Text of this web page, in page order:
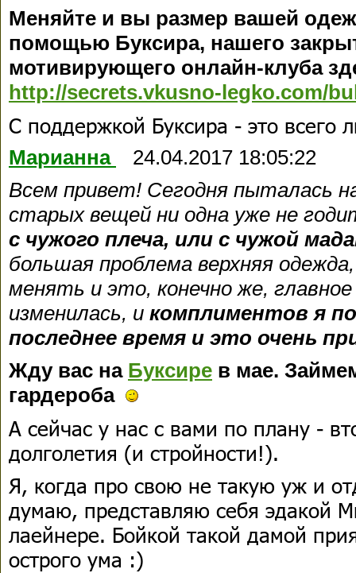
Меняйте и вы размер вашей
помощью Буксира, нашего
мотивирующего онлайн-клуба
http://secrets.vkusno-legko.com/
С поддержкой Буксира - это всего
Марианна
24.04.2017 18:05:22
Всем привет! Сегодня пыталась
старых вещей ни одна уже не
с чужого плеча, или с чужой
большая проблема верхняя
менять и это, конечно же,
изменилась, и комплиментов я
последнее время и это очень
Жду вас на Буксире в мае.
гардероба
А сейчас у нас с вами по плану -
долголетия (и стройности!).
Я, когда про свою не такую уж и
думаю, представляю себя эдакой
лаейнере. Бойкой такой дамой
острого ума :)